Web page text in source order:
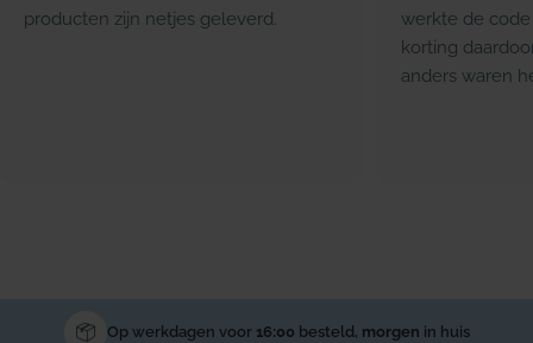
producten zijn netjes geleverd.
werkte de code
korting
anders waren
Op werkdagen voor 16:00 besteld, morgen in huis